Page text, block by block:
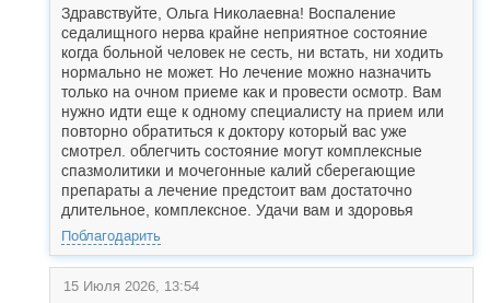
Здравствуйте, Ольга Николаевна! Воспаление
седалищного нерва крайне неприятное состояние
когда больной человек не сесть, ни встать, ни ходить
нормально не может. Но лечение можно назначить
только на очном приеме как и провести осмотр. Вам
нужно идти еще к одному специалисту на прием или
повторно обратиться к доктору который вас уже
смотрел. облегчить состояние могут комплексные
спазмолитики и мочегонные калий сберегающие
препараты а лечение предстоит вам достаточно
длительное, комплексное. Удачи вам и здоровья
Поблагодарить
15 Июля 2026, 13:54